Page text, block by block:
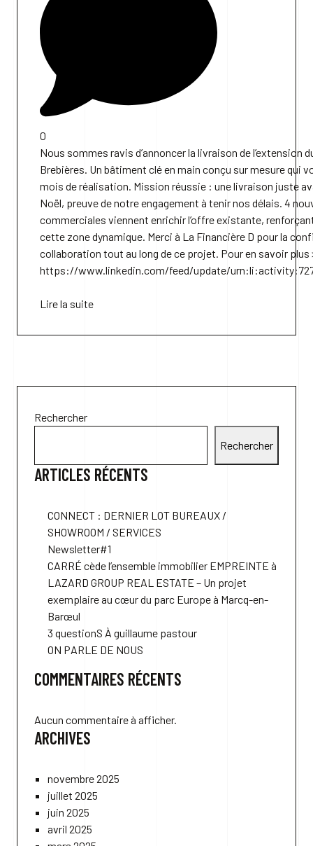
0
Nous sommes ravis d’annoncer la livraison de l’extension
Brebières. Un bâtiment clé en main conçu sur mesure qui
mois de réalisation. Mission réussie : une livraison juste
Noël, preuve de notre engagement à tenir nos délais. 4
commerciales viennent enrichir l’offre existante,
cette zone dynamique. Merci à La Financière D pour la
collaboration tout au long de ce projet. Pour en savoir plus
https://www.linkedin.com/feed/update/
Lire la suite
Rechercher
Rechercher
ARTICLES RÉCENTS
CONNECT : DERNIER LOT BUREAUX /
SHOWROOM / SERVICES
Newsletter#1
CARRÉ cède l’ensemble immobilier EMPREINTE à
LAZARD GROUP REAL ESTATE – Un projet
exemplaire au cœur du parc Europe à Marcq-en-
Barœul
3 questionS À guillaume pastour
ON PARLE DE NOUS
COMMENTAIRES RÉCENTS
Aucun commentaire à afficher.
ARCHIVES
novembre 2025
juillet 2025
juin 2025
avril 2025